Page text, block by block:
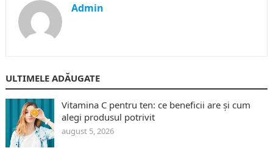
Admin
ULTIMELE ADĂUGATE
Vitamina C pentru ten: ce beneficii are și cum
alegi produsul potrivit
august 5, 2026